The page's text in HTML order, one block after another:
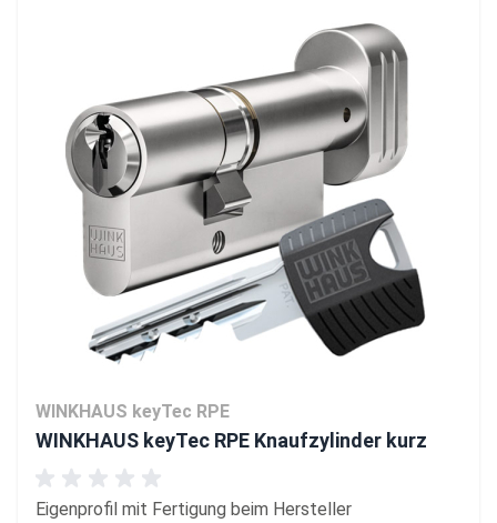
WINKHAUS keyTec RPE
WINKHAUS keyTec RPE Knaufzylinder kurz
Eigenprofil mit Fertigung beim Hersteller